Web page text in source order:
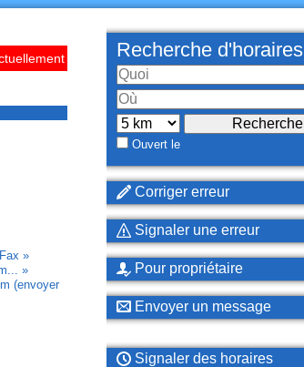
»
»
(envoyer
Recherche d'horaires
Ouvert le
Corriger erreur
Signaler une erreur
Pour propriétaire
Envoyer un message
Signaler des horaires